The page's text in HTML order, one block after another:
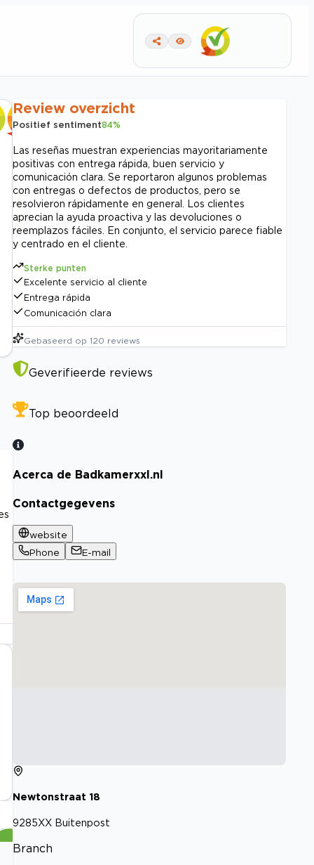
Review overzicht
Positief sentiment84%
Las reseñas muestran experiencias mayoritariamente
positivas con entrega rápida, buen servicio y
comunicación clara. Se reportaron algunos problemas
con entregas o defectos de productos, pero se
resolvieron rápidamente en general. Los clientes
aprecian la ayuda proactiva y las devoluciones o
reemplazos fáciles. En conjunto, el servicio parece fiable
y centrado en el cliente.
Sterke punten
Excelente servicio al cliente
Entrega rápida
Comunicación clara
Gebaseerd op 120 reviews
Geverifieerde reviews
Top beoordeeld
Acerca de Badkamerxxl.nl
Contactgegevens
website
Phone
E-mail
Newtonstraat 18
9285XX Buitenpost
Branch